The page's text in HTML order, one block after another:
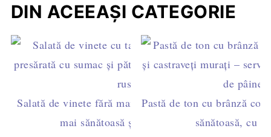
DIN ACEEAȘI CATEGORIE
Salată de vinete fără maioneză – rețeta cu tahini,
mai sănătoasă și mai cremoasă
Pastă de ton cu brânză
sănătoasă, cu